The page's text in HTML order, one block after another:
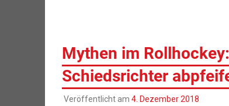
Mythen im
Schiedsrichter
Veröffentlicht am 4. Dezember 2018